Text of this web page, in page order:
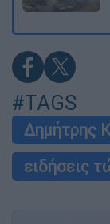
#TAGS
Δημήτρης
ειδήσεις